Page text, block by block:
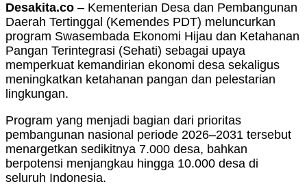
Desakita.co – Kementerian Desa dan Pembangunan
Daerah Tertinggal (Kemendes PDT) meluncurkan
program Swasembada Ekonomi Hijau dan Ketahanan
Pangan Terintegrasi (Sehati) sebagai upaya
memperkuat kemandirian ekonomi desa sekaligus
meningkatkan ketahanan pangan dan pelestarian
lingkungan.
Program yang menjadi bagian dari prioritas
pembangunan nasional periode 2026–2031 tersebut
menargetkan sedikitnya 7.000 desa, bahkan
berpotensi menjangkau hingga 10.000 desa di
seluruh Indonesia.